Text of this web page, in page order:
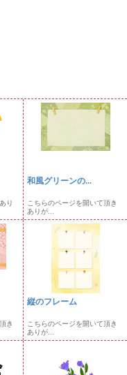
り
和風グリーンの...
こちらのページを開いて頂き
ありが...
き
縦のフレーム
こちらのページを開いて頂き
ありが...